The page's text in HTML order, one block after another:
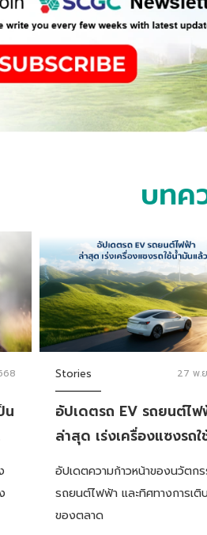
บทค
น
Stories 27 พ.
อัปเดตรถ EV รถยนต์ไฟ
ล่าสุด เร่งเครื่องแซงรถใ
น้ำมันแล้ว ?
อัปเดตความก้าวหน้าของนวัตก
รถยนต์ไฟฟ้า และทิศทางการเติ
ของตลาด